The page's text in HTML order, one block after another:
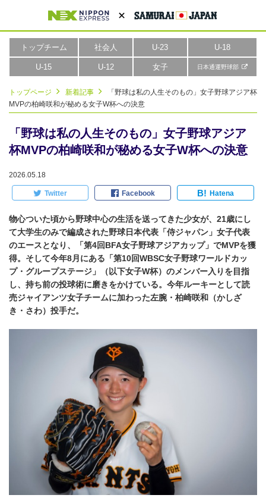
トップチーム 社会人 U-23 U-18
U-15 U-12 女子 日本通運野球部
トップページ 新着記事
「野球は私の人生そのもの」女子野球アジア杯
MVPの柏崎咲和が秘める女子W杯への決意
「野球は私の人生そのもの」女子野球アジア
杯MVPの柏崎咲和が秘める女子W杯への決意
2026.05.18
Twitter Facebook B! Hatena
物心ついた頃から野球中心の生活を送ってきた少女が、21歳にし
て大学生のみで編成された野球日本代表「侍ジャパン」女子代表
のエースとなり、「第4回BFA女子野球アジアカップ」でMVPを獲
得。そして今年8月にある「第10回WBSC女子野球ワールドカッ
プ・グループステージ」（以下女子W杯）のメンバー入りを目指
し、持ち前の投球術に磨きをかけている。今年ルーキーとして読
売ジャイアンツ女子チームに加わった左腕・柏崎咲和（かしざ
き・さわ）投手だ。